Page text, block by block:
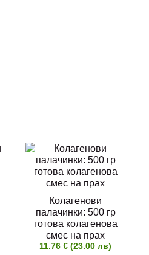
Колагенови
палачинки: 500 гр
готова колагенова
смес на прах
11.76 € (23.00 лв)